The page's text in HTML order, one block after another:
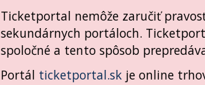
Ticketportal nemôže zaručiť
sekundárnych portáloch.
spoločné a tento spôsob
Portál ticketportal.sk je online